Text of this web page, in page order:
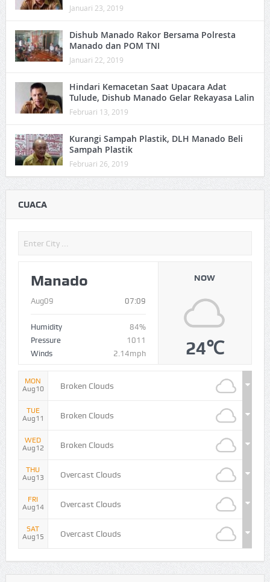
Januari 23, 2019
Dishub Manado Rakor Bersama Polresta
Manado dan POM TNI
Januari 22, 2019
Hindari Kemacetan Saat Upacara Adat
Tulude, Dishub Manado Gelar Rekayasa Lalin
Februari 13, 2019
Kurangi Sampah Plastik, DLH Manado Beli
Sampah Plastik
Februari 26, 2019
CUACA
Manado
Aug09 07:09
Humidity
84%
Pressure
1011
Winds
2.14mph
NOW
24℃
MON
Aug10
Broken Clouds
TUE
Aug11
Broken Clouds
WED
Aug12
Broken Clouds
THU
Aug13
Overcast Clouds
FRI
Aug14
Overcast Clouds
SAT
Aug15
Overcast Clouds